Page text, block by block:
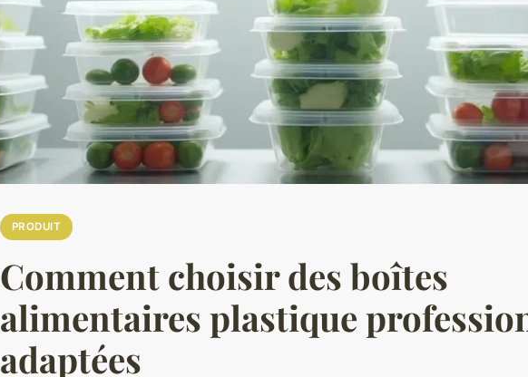
PRODUIT
Comment choisir des boîtes
alimentaires plastique
adaptées